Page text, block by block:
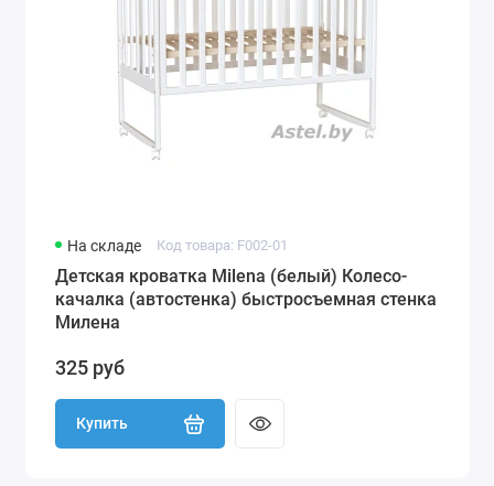
На складе Код товара: F002-01
Детская кроватка Milena (белый) Колесо-
качалка (автостенка) быстросъемная стенка
Милена
325 руб
Купить